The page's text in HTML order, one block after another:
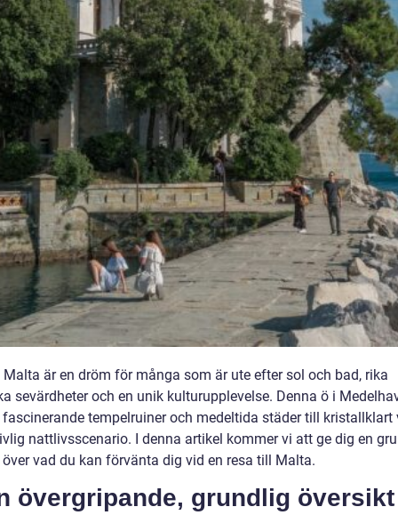
Malta är en dröm för många som är ute efter sol och bad, rika
sevärdheter och en unik kulturupplevelse. Denna ö i
tempelruiner och medeltida städer till kristallklart
nattlivsscenario. I denna artikel kommer vi att ge dig en
vad du kan förvänta dig vid en resa till Malta.
övergripande, grundlig översikt